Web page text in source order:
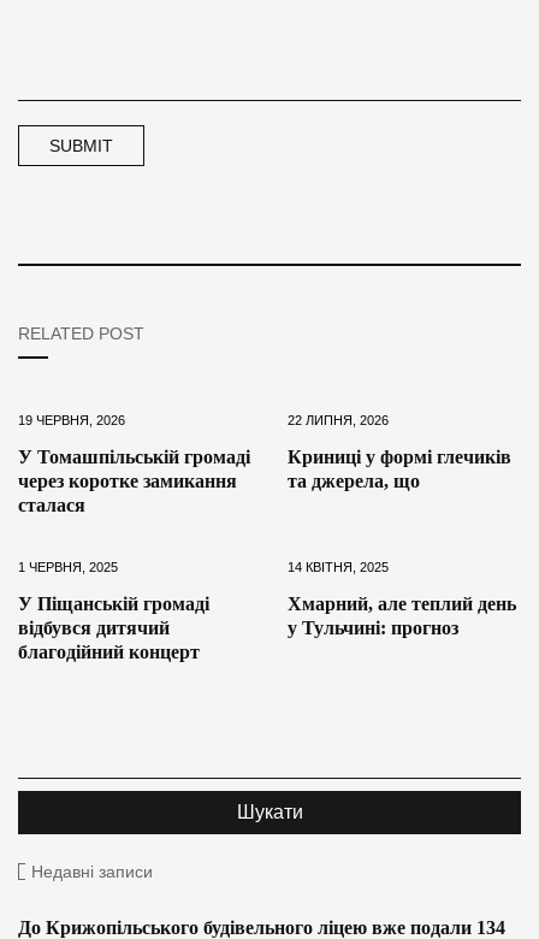
RELATED POST
19 ЧЕРВНЯ, 2026
У Томашпільській громаді
через коротке замикання
сталася
22 ЛИПНЯ, 2026
Криниці у формі глечиків
та джерела, що
1 ЧЕРВНЯ, 2025
У Піщанській громаді
відбувся дитячий
благодійний концерт
14 КВІТНЯ, 2025
Хмарний, але теплий день
у Тульчині: прогноз
Недавні записи
До Крижопільського будівельного ліцею вже подали 134